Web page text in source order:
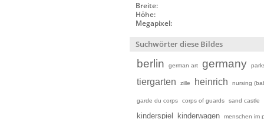
Breite:
Höhe:
Megapixel:
Suchwörter diese Bildes
berlin german art germany
tiergarten zille heinrich nursing
garde du corps corps of guards sand castle
kinderspiel kinderwagen menschen im